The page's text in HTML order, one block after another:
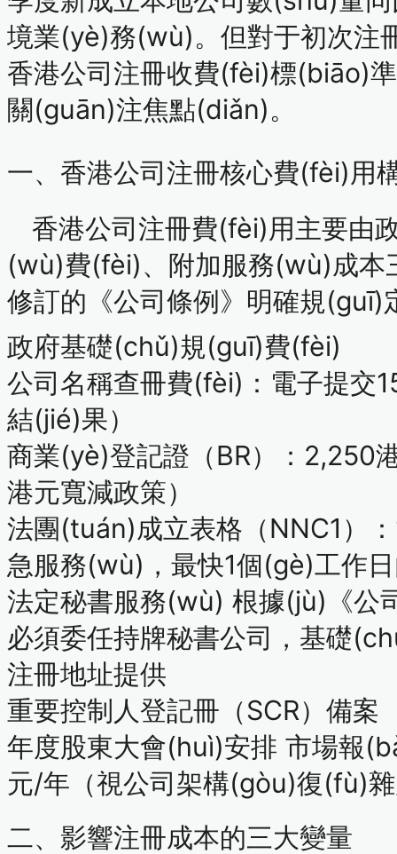
境業(yè)務(wù)。但對于初次注
香港公司注冊收費(fèi)標(biāo)
關(guān)注焦點(diǎn)。
一、香港公司注冊核心費(fèi)
香港公司注冊費(fèi)用主要由
(wù)費(fèi)、附加服務(wù)成本
修訂的《公司條例》明確規(guī)
政府基礎(chǔ)規(guī)費(fèi)
公司名稱查冊費(fèi) ：電子提交
結(jié)果）
商業(yè)登記證（BR）
：2,250
港元寬減政策）
法團(tuán)成立表格（NNC1）
急服務(wù)，最快1個(gè)工作
法定秘書服務(wù) 根據(jù)《公
必須委任持牌秘書公司 ，基
注冊地址提供
重要控制人登記冊（SCR）備案
年度股東大會(huì)安排 市場報
元/年 （視公司架構(gòu)復(fù)
二、影響注冊成本的三大變量